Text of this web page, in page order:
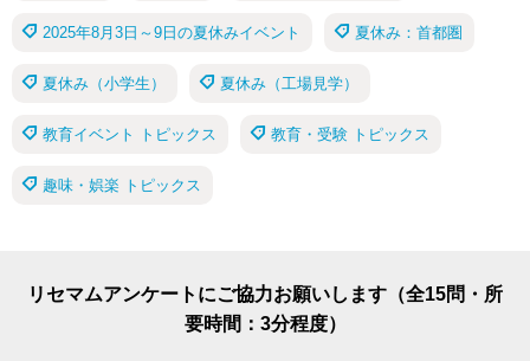
2025年8月3日～9日の夏休みイベント 夏休み：首都圏
夏休み（小学生） 夏休み（工場見学）
教育イベント トピックス 教育・受験 トピックス
趣味・娯楽 トピックス
リセマムアンケートにご協力お願いします（全15問・所
要時間：3分程度）